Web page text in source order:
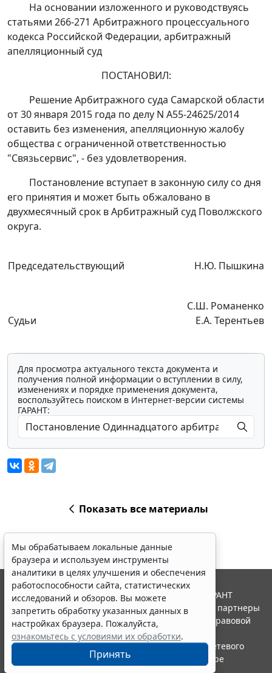
На основании изложенного и руководствуясь
статьями 266-271 Арбитражного процессуального
кодекса Российской Федерации, арбитражный
апелляционный суд
ПОСТАНОВИЛ:
РешениеАрбитражного суда Самарской области
от 30 января 2015 года по делу N А55-24625/2014
оставить без изменения, апелляционную жалобу
общества с ограниченной ответственностью
"Связьсервис", - без удовлетворения.
Постановление вступает в законную силу со дня
его принятия и может быть обжаловано в
двухмесячный срок в Арбитражный суд Поволжского
округа.
Председательствующий Н.Ю. Пышкина
Судьи
С.Ш. Романенко
Е.А. Терентьев
Для просмотра актуального текста документа и
получения полной информации о вступлении в силу,
изменениях и порядке применения документа,
воспользуйтесь поиском в Интернет-версии системы
ГАРАНТ:
Показать все материалы
Мы обрабатываем локальные данные
браузера и используем инструменты
аналитики в целях улучшения и обеспечения
работоспособности сайта, статистических
исследований и обзоров. Вы можете
запретить обработку указанных данных в
настройках браузера. Пожалуйста,
ознакомьтесь с условиями их обработки.
Принять
© ООО "НПП "ГАРАНТ-СЕРВИС", 2026. Система ГАРАНТ
выпускается с 1990 года. Компания "Гарант" и ее партнеры
являются участниками Российской ассоциации правовой
информации ГАРАНТ.
Портал ГАРАНТ.РУ зарегистрирован в качестве сетевого
издания Федеральной службой по надзору в сфере